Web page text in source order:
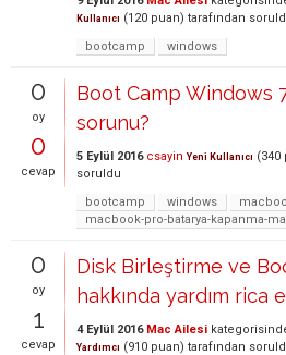
Kullanıcı (120 puan) tarafından
bootcamp
windows
0
oy
0
cevap
Boot Camp Windows
sorunu?
5 Eylül 2016 csayin Yeni Kullanıcı (340
soruldu
bootcamp
windows
macbook-pro-batarya-kapanma-
0
oy
1
cevap
Disk Birleştirme ve
hakkında yardım rica
4 Eylül 2016 Mac Ailesi
Yardımcı (910 puan) tarafından